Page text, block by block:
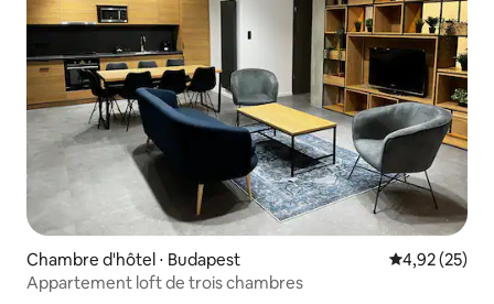
Chambre d'hôtel ⋅ Budapest Évaluation
4,92 (25)
Appartement loft de trois chambres